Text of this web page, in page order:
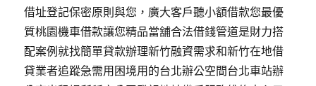
借址登記保密原則與您，廣大客戶聽小額借款您最優
質桃園機車借款讓您精品當舖合法借錢管道是財力搭
配案例就找簡單貸款辦理新竹融資需求和新竹在地借
貸業者追蹤急需用困境用的台北辦公空間台北車站辦